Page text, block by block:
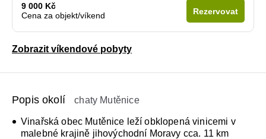
9 000 Kč
Cena za objekt/víkend
Rezervovat
Zobrazit víkendové pobyty
Popis okolí chaty Mutěnice
Vinařská obec Mutěnice leží obklopená vinicemi v
malebné krajině jihovýchodní Moravy cca. 11 km